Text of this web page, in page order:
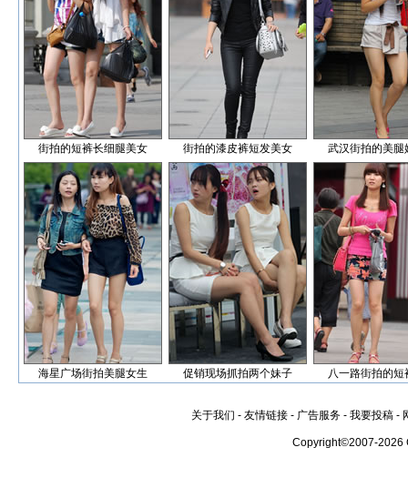
街拍的短裤长细腿美女 街拍的漆皮裤短发美女 武汉街拍的美腿
海星广场街拍美腿女生 促销现场抓拍两个妹子 八一路街拍的短
关于我们 - 友情链接 - 广告服务 - 我要投稿 -
Copyright©2007-2026